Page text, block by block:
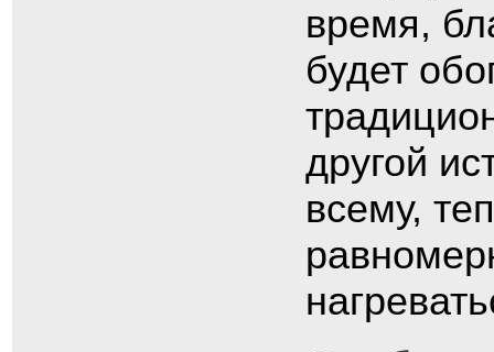
время,
будет
другой
всему,